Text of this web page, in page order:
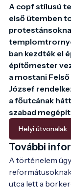
A copf stílusú
első ütemben
ban kezdték el
építőmester
a mostani
József
a főutcának
szabad
Helyi útvonalak
További
A történelem
utca lett a